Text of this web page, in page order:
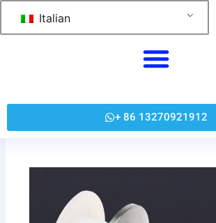
Italian
+ 86 13270921912